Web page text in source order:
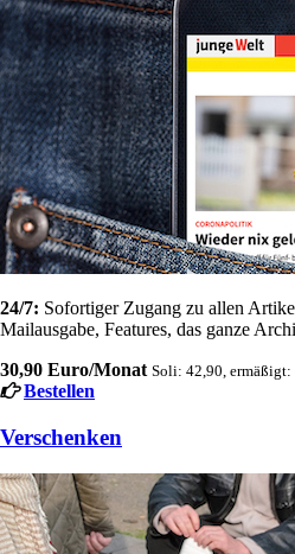
24/7: Sofortiger Zugang zu allen
Mailausgabe, Features, das ganze
30,90 Euro/Monat Soli: 42,90, ermäßigt:
Bestellen
Verschenken